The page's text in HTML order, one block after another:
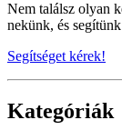
Nem találsz olyan
nekünk, és
Segítséget kérek!
Kategóriák